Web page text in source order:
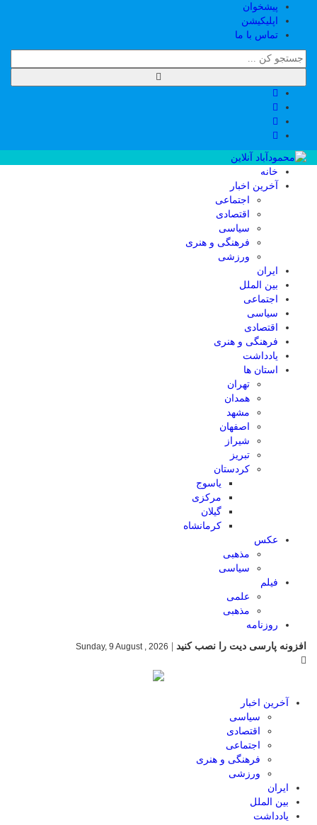
پیشخوان
اپلیکیشن
تماس با ما
خانه
آخرین اخبار
اجتماعی
اقتصادی
سیاسی
فرهنگی و هنری
ورزشی
ایران
بین الملل
اجتماعی
سیاسی
اقتصادی
فرهنگی و هنری
یادداشت
استان ها
تهران
همدان
مشهد
اصفهان
شیراز
تبریز
کردستان
یاسوج
مرکزی
گیلان
کرمانشاه
عکس
مذهبی
سیاسی
فیلم
علمی
مذهبی
روزنامه
افزونه پارسی دیت را نصب کنید
Sunday, 9 August , 2026
آخرین اخبار
سیاسی
اقتصادی
اجتماعی
فرهنگی و هنری
ورزشی
ایران
بین الملل
یادداشت